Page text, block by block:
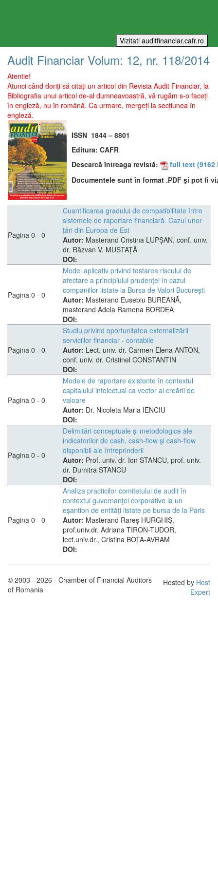
Audit Financiar Volum: 12, nr. 118/2014
Atentie!
Atunci când doriți să citați un articol din Revista Audit Financiar, la
Bibliografia unui articol de-al dumneavoastră, vă rugăm s-o faceți
în engleză, nu în română. Ca urmare, mergeți la secțiunea în
engleză.
ISSN 1844 – 8801
Editura: CAFR
Descarcă întreaga revistă:
full text (9162
Documentele sunt în format .PDF şi pot fi
Pagina 0 - 0
Cuantificarea gradului de compatibilitate între
sistemele de raportare financiară. Cazul unor
ţări din Europa de Est
Autor: Masterand Cristina LUPȘAN, conf. univ.
dr. Răzvan V. MUSTAȚĂ
DOI:
Pagina 0 - 0
Model aplicativ privind testarea riscului de
afectare a principiului prudenţei în cazul
companiilor listate la Bursa de Valori București
Autor: Masterand Eusebiu BUREANĂ,
masterand Adela Ramona BORDEA
DOI:
Pagina 0 - 0
Studiu privind oportunitatea externalizării
serviciilor financiar - contabile
Autor: Lect. univ. dr. Carmen Elena ANTON,
conf. univ. dr. Cristinel CONSTANTIN
DOI:
Pagina 0 - 0
Modele de raportare existente în contextul
capitalului intelectual ca vector al creării de
valoare
Autor: Dr. Nicoleta Maria IENCIU
DOI:
Pagina 0 - 0
Delimitări conceptuale şi metodologice ale
indicatorilor de cash, cash-flow şi cash-flow
disponibil ale întreprinderii
Autor: Prof. univ. dr. Ion STANCU, prof. univ.
dr. Dumitra STANCU
DOI:
Pagina 0 - 0
Analiza practicilor comitetului de audit în
contextul guvernanţei corporative la un
eşantion de entităţi listate pe bursa de la Paris
Autor: Masterand Rareș HURGHIȘ,
prof.univ.dr. Adriana TIRON-TUDOR,
lect.univ.dr., Cristina BOȚA-AVRAM
DOI:
© 2003 - 2026 - Chamber of Financial Auditors
of Romania
Hosted by Host
Expert